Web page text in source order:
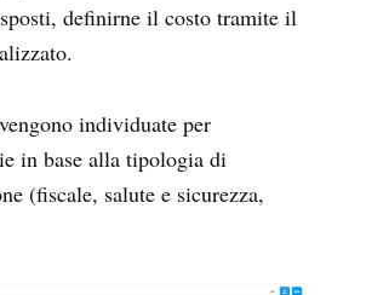
definirne il costo tramite il
individuate per
in base alla tipologia di
(fiscale, salute e sicurezza,